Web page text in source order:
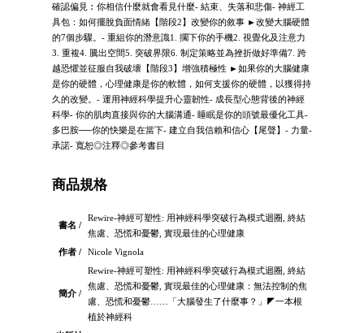
確認偏見︰你相信什麼就會看見什麼- 結束、失落和悲傷- 神經工
具包：如何擺脫負面情緒【階段2】改變你的敘事 ►改變大腦硬體
的7個步驟。- 重組你的潛意識1. 擱下你的手機2. 視覺化及注意力
3. 重複4. 騰出空間5. 突破界限6. 制定策略並為挫折做好準備7. 跨
越恐懼並征服自我破壞【階段3】增強積極性 ►如果你的大腦健康
是你的硬體，心理健康是你的軟體，如何支援你的硬體，以獲得持
久的改變。- 運用神經科學提升心靈韌性- 成長型心態背後的神經
科學- 你的肌肉直接與你的大腦溝通- 睡眠是你的頭號最優化工具-
多巴胺──你的快樂是在當下- 建立自我信賴和信心【尾聲】- 力量-
承諾- 寬恕◎注釋◎參考書目
商品規格
書名 /
Rewire-神經可塑性: 用神經科學突破行為模式迴圈, 終結
焦慮、恐慌和憂鬱, 實現最佳的心理健康
作者 /
Nicole Vignola
簡介 /
Rewire-神經可塑性: 用神經科學突破行為模式迴圈, 終結
焦慮、恐慌和憂鬱, 實現最佳的心理健康：無法控制的焦
慮、恐慌和憂鬱……「大腦發生了什麼事？」◤一本根
植於神經科